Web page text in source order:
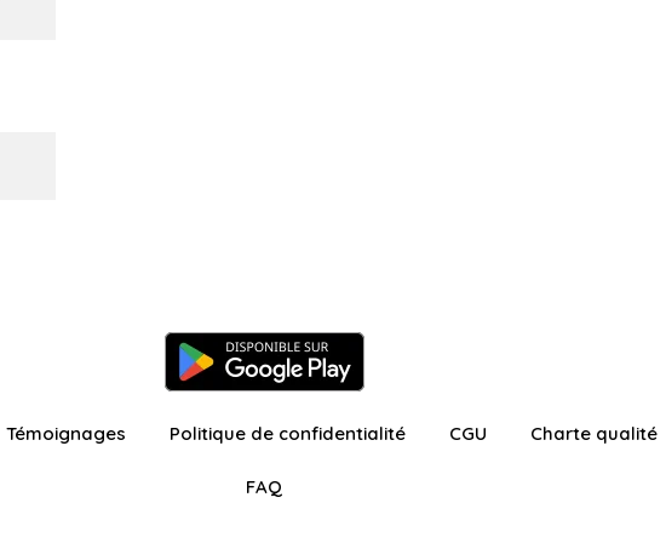
Témoignages Politique de confidentialité CGU Charte qualité
FAQ